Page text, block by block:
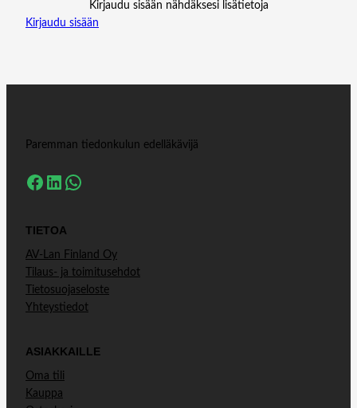
Kirjaudu sisään nähdäksesi lisätietoja
Kirjaudu sisään
Paremman tiedonkulun edelläkävijä
Facebook LinkedIn WhatsApp
TIETOA
AV-Lan Finland Oy
Tilaus- ja toimitusehdot
Tietosuojaseloste
Yhteystiedot
ASIAKKAILLE
Oma tili
Kauppa